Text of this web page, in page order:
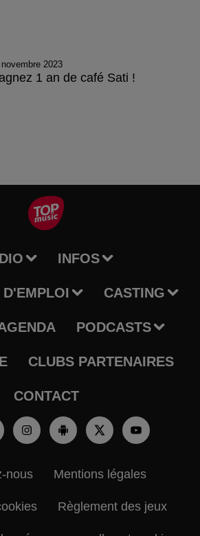
2023
1 an de café Sati !
INFOS
D'EMPLOI CASTING
PODCASTS
CLUBS PARTENAIRES
CONTACT
nous Mentions légales
Règlement des jeux